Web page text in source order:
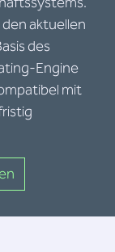
aktuellen
des
Engine
mit